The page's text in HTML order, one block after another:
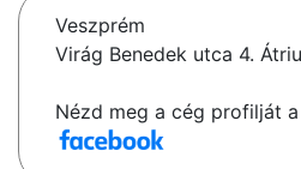
Veszprém
Virág Benedek utca 4.
Nézd meg a cég profilját a